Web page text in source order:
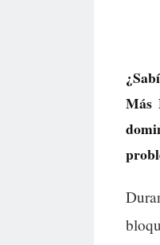
Más